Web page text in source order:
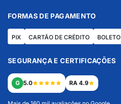
FORMAS DE PAGAMENTO
PIX CARTÃO DE CRÉDITO BOLETO
SEGURANÇA E CERTIFICAÇÕES
G 5.0 RA 4.9